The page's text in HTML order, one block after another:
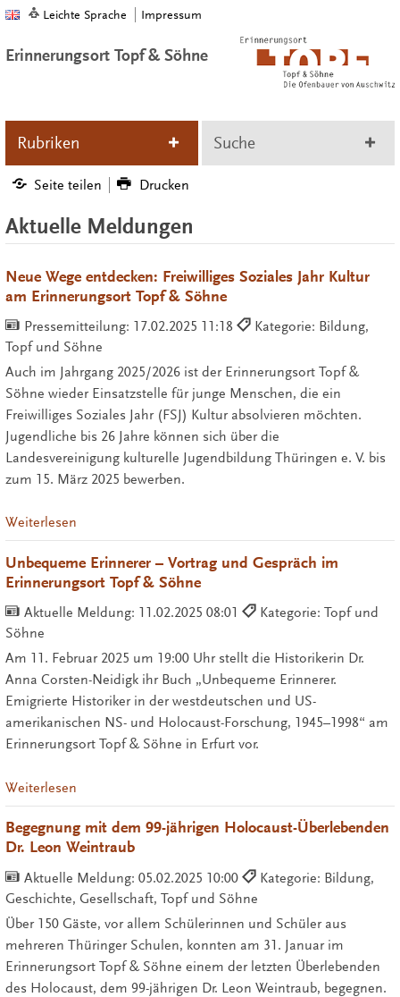
Leichte Sprache Impressum
Erinnerungsort Topf & Söhne
Rubriken Suche
Seite teilen Drucken
Aktuelle Meldungen
Neue Wege entdecken: Freiwilliges Soziales Jahr Kultur
am Erinnerungsort Topf & Söhne
Pressemitteilung: 17.02.2025 11:18
Kategorie: Bildung,
Topf und Söhne
Auch im Jahrgang 2025/2026 ist der Erinnerungsort Topf &
Söhne wieder Einsatzstelle für junge Menschen, die ein
Freiwilliges Soziales Jahr (FSJ) Kultur absolvieren möchten.
Jugendliche bis 26 Jahre können sich über die
Landesvereinigung kulturelle Jugendbildung Thüringen e. V. bis
zum 15. März 2025 bewerben.
Weiterlesen
Unbequeme Erinnerer – Vortrag und Gespräch im
Erinnerungsort Topf & Söhne
Aktuelle Meldung: 11.02.2025 08:01
Kategorie: Topf und
Söhne
Am 11. Februar 2025 um 19:00 Uhr stellt die Historikerin Dr.
Anna Corsten-Neidigk ihr Buch „Unbequeme Erinnerer.
Emigrierte Historiker in der westdeutschen und US-
amerikanischen NS- und Holocaust-Forschung, 1945–1998“ am
Erinnerungsort Topf & Söhne in Erfurt vor.
Weiterlesen
Begegnung mit dem 99-jährigen Holocaust-Überlebenden
Dr. Leon Weintraub
Aktuelle Meldung: 05.02.2025 10:00
Kategorie: Bildung,
Geschichte, Gesellschaft, Topf und Söhne
Über 150 Gäste, vor allem Schülerinnen und Schüler aus
mehreren Thüringer Schulen, konnten am 31. Januar im
Erinnerungsort Topf & Söhne einem der letzten Überlebenden
des Holocaust, dem 99-jährigen Dr. Leon Weintraub, begegnen.